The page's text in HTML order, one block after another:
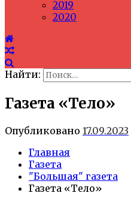
2019
2020
Найти:
Газета «Тело»
Опубликовано 17.09.2023
Главная
Газета
"Большая" газета
Газета «Тело»